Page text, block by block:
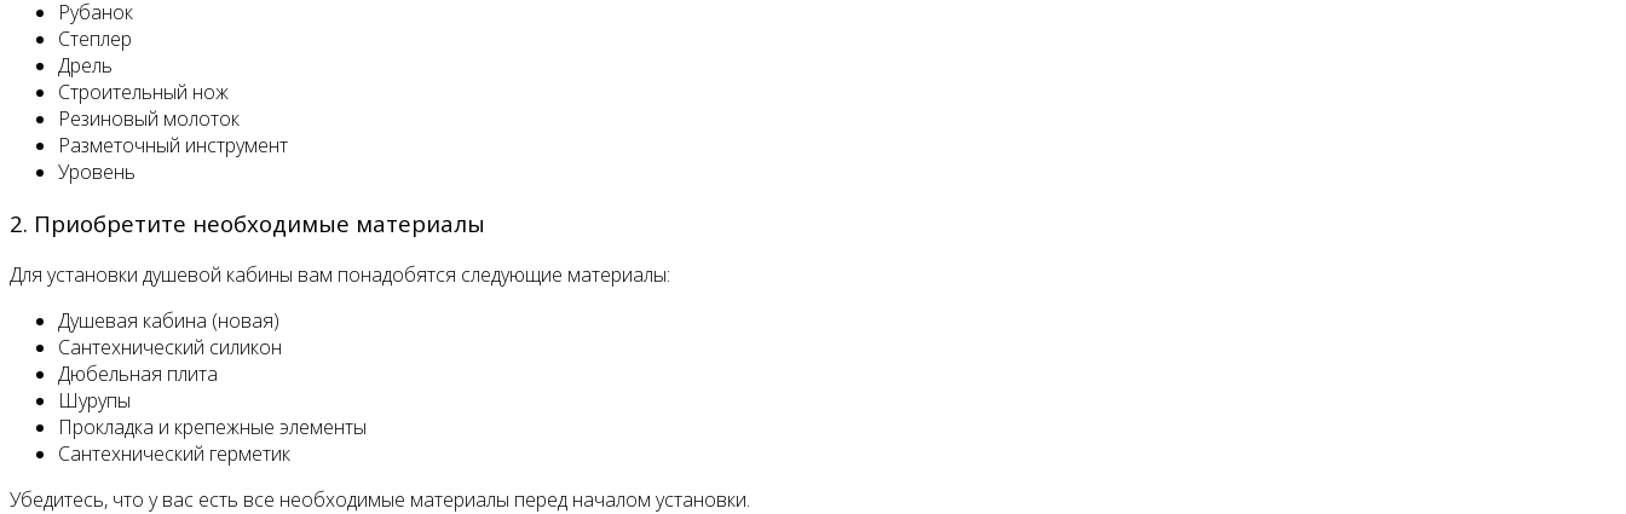
Рубанок
Степлер
Дрель
Строительный нож
Резиновый молоток
Разметочный инструмент
Уровень
2. Приобретите необходимые материалы
Для установки душевой кабины вам понадобятся следующие материалы:
Душевая кабина (новая)
Сантехнический силикон
Дюбельная плита
Шурупы
Прокладка и крепежные элементы
Сантехнический герметик
Убедитесь, что у вас есть все необходимые материалы перед началом установки.